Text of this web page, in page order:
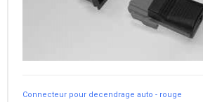
Connecteur pour decendrage auto - rouge